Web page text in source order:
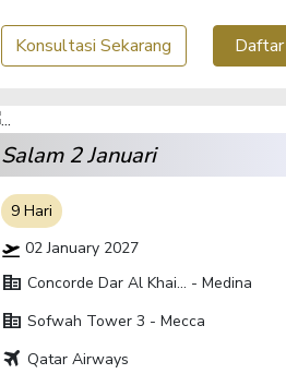
Konsultasi Sekarang Daftar
Salam 2 Januari
9 Hari
02 January 2027
corporate_fare Concorde Dar Al Khai... - Medina
corporate_fare Sofwah Tower 3 - Mecca
travel Qatar Airways